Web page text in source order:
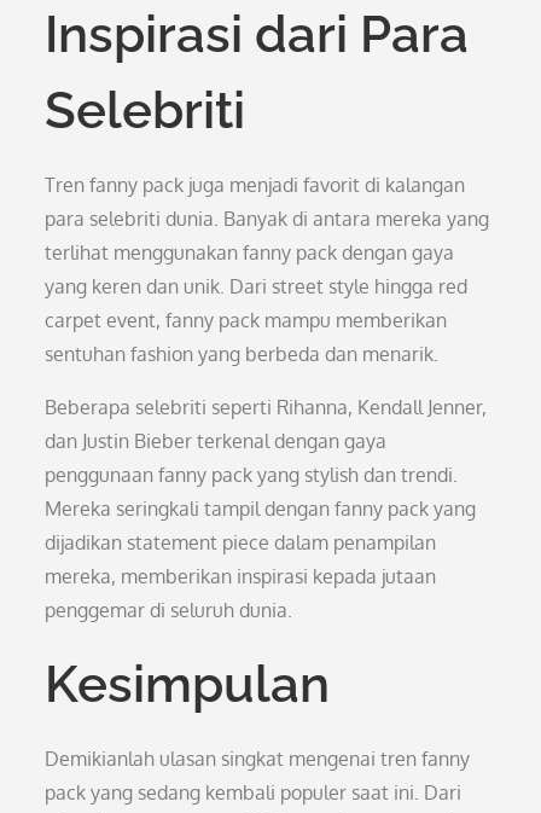
Inspirasi dari Para
Selebriti
Tren fanny pack juga menjadi favorit di kalangan
para selebriti dunia. Banyak di antara mereka yang
terlihat menggunakan fanny pack dengan gaya
yang keren dan unik. Dari street style hingga red
carpet event, fanny pack mampu memberikan
sentuhan fashion yang berbeda dan menarik.
Beberapa selebriti seperti Rihanna, Kendall Jenner,
dan Justin Bieber terkenal dengan gaya
penggunaan fanny pack yang stylish dan trendi.
Mereka seringkali tampil dengan fanny pack yang
dijadikan statement piece dalam penampilan
mereka, memberikan inspirasi kepada jutaan
penggemar di seluruh dunia.
Kesimpulan
Demikianlah ulasan singkat mengenai tren fanny
pack yang sedang kembali populer saat ini. Dari